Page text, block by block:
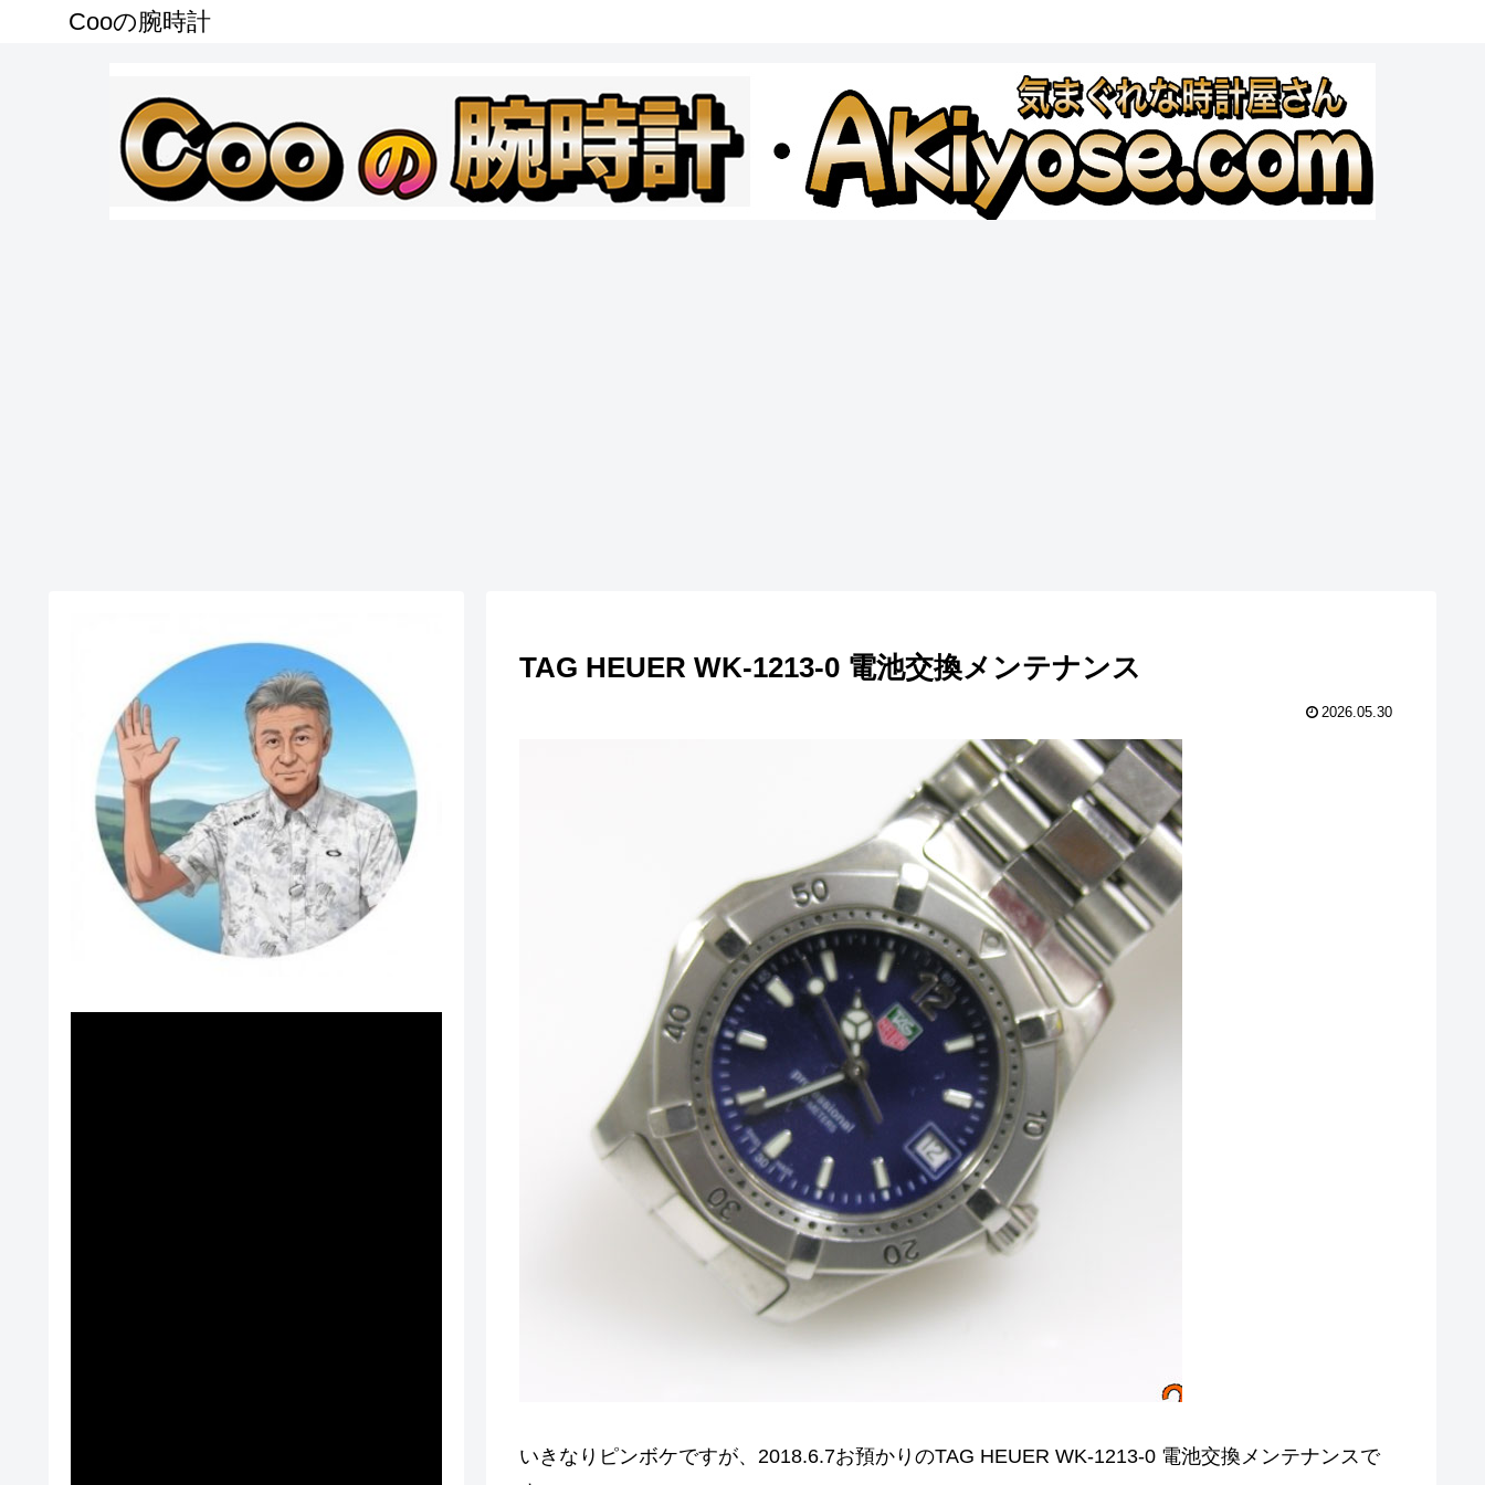
Cooの腕時計
TAG HEUER WK-1213-0 電池交換メンテナンス
2026.05.30
いきなりピンボケですが、2018.6.7お預かりのTAG HEUER WK-1213-0 電池交換メンテナンスで